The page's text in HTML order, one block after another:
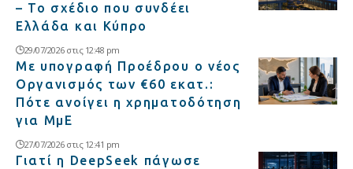
– Το σχέδιο που συνδέει
Ελλάδα και Κύπρο
29/07/2026 στις 12:48 pm
Με υπογραφή Προέδρου ο νέος
Οργανισμός των €60 εκατ.:
Πότε ανοίγει η χρηματοδότηση
για ΜμΕ
27/07/2026 στις 12:41 pm
Γιατί η DeepSeek πάγωσε